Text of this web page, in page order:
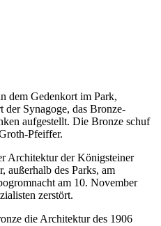
dem Gedenkort im Park,
der Synagoge, das Bronze-
aufgestellt. Die Bronze schuf
Pfeiffer.
Architektur der Königsteiner
außerhalb des Parks, am
am 10. November
zerstört.
die Architektur des 1906